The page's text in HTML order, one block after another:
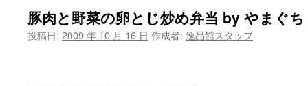
豚肉と野菜の卵とじ炒め弁当 by やまぐ
投稿日: 2009 年 10 月 16 日 作成者: 逸品館スタッフ